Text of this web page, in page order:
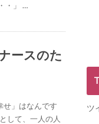
・」 …
ースのた
せ」はなんです
して、一人の人
ツ